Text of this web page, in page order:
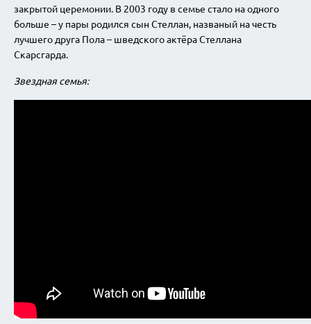
закрытой церемонии. В 2003 году в семье стало на одного
больше – у пары родился сын Стеллан, названый на честь
лучшего друга Пола – шведского актёра Стеллана
Скарсгарда.
Звездная семья: